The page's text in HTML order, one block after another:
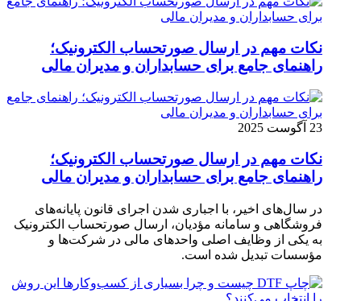
نکات مهم در ارسال صورتحساب الکترونیک؛
راهنمای جامع برای حسابداران و مدیران مالی
23 آگوست 2025
نکات مهم در ارسال صورتحساب الکترونیک؛
راهنمای جامع برای حسابداران و مدیران مالی
در سال‌های اخیر، با اجباری شدن اجرای قانون پایانه‌های
فروشگاهی و سامانه مؤدیان، ارسال صورتحساب الکترونیک
به یکی از وظایف اصلی واحدهای مالی در شرکت‌ها و
مؤسسات تبدیل شده است.